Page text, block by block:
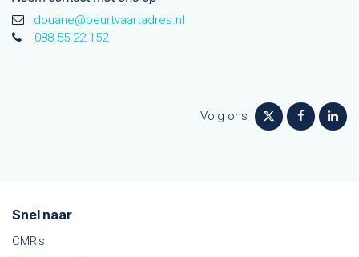
douane@beurtvaarta​dres.nl
088-55 22 152
Volg ons
Snel naar
CMR's